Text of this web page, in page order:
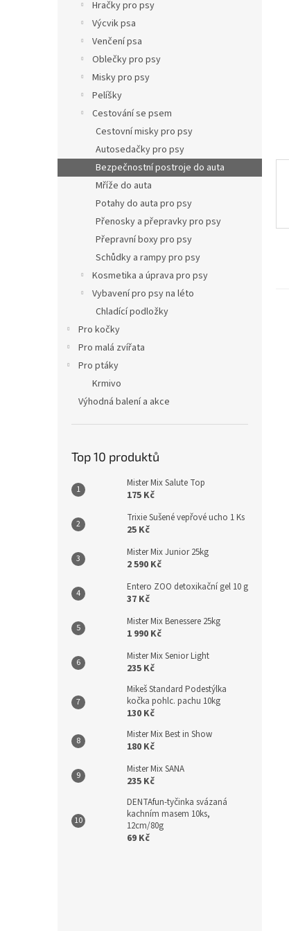
Hračky pro psy
Výcvik psa
Venčení psa
Oblečky pro psy
Misky pro psy
Pelíšky
Cestování se psem
Cestovní misky pro psy
Autosedačky pro psy
Bezpečnostní postroje do auta
Mříže do auta
Potahy do auta pro psy
Přenosky a přepravky pro psy
Přepravní boxy pro psy
Schůdky a rampy pro psy
Kosmetika a úprava pro psy
Vybavení pro psy na léto
Chladící podložky
Pro kočky
Pro malá zvířata
Pro ptáky
Krmivo
Výhodná balení a akce
Top 10 produktů
Mister Mix Salute Top
175 Kč
Trixie Sušené vepřové ucho 1 Ks
25 Kč
Mister Mix Junior 25kg
2 590 Kč
Entero ZOO detoxikační gel 10 g
37 Kč
Mister Mix Benessere 25kg
1 990 Kč
Mister Mix Senior Light
235 Kč
Mikeš Standard Podestýlka
kočka pohlc. pachu 10kg
130 Kč
Mister Mix Best in Show
180 Kč
Mister Mix SANA
235 Kč
DENTAfun-tyčinka svázaná
kachním masem 10ks,
12cm/80g
69 Kč